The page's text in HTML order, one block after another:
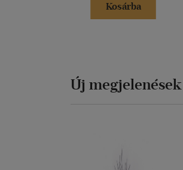
Kosárba
Új megjelenések